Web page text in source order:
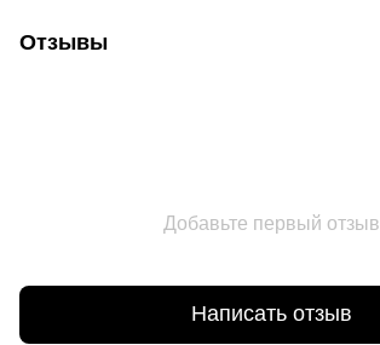
Отзывы
Добавьте первый отзыв
Написать отзыв